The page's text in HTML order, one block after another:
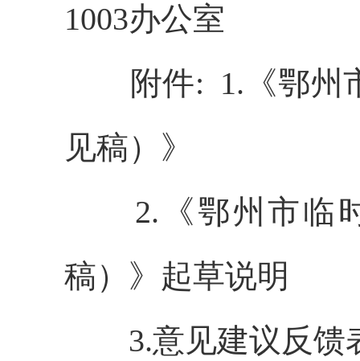
1003办公室
附件: 1. 《鄂
见稿）》
2. 《鄂州市临
稿）》 起草说明
3.意见建议反馈